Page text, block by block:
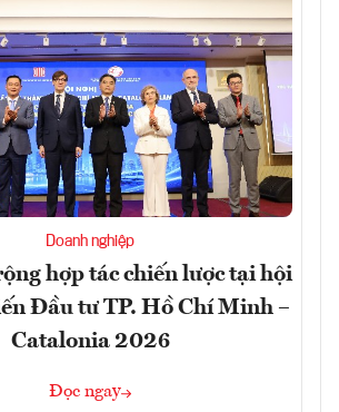
Doanh nghiệp
hợp tác chiến lược tại hội
Đầu tư TP. Hồ Chí Minh –
Catalonia 2026
Đọc ngay